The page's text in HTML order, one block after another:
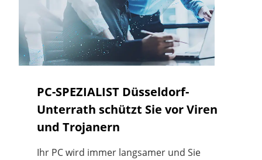
PC-SPEZIALIST Düsseldorf-
Unterrath schützt Sie vor Viren
und Trojanern
Ihr PC wird immer langsamer und Sie